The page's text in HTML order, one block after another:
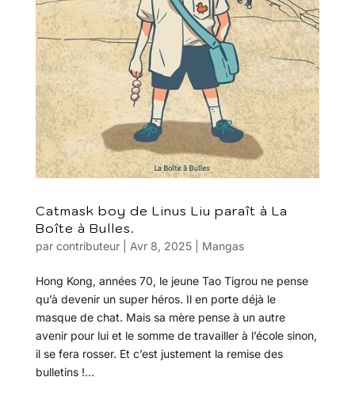
Catmask boy de Linus Liu paraît à La
Boîte à Bulles.
par contributeur| Avr 8, 2025| Mangas
Hong Kong, années 70, le jeune Tao Tigrou ne pense
qu’à devenir un super héros. Il en porte déjà le
masque de chat. Mais sa mère pense à un autre
avenir pour lui et le somme de travailler à l’école sinon,
il se fera rosser. Et c’est justement la remise des
bulletins !...